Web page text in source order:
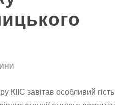
КІІС завітав особливий гість